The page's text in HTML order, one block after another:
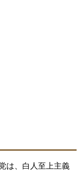
は、白人至上主義